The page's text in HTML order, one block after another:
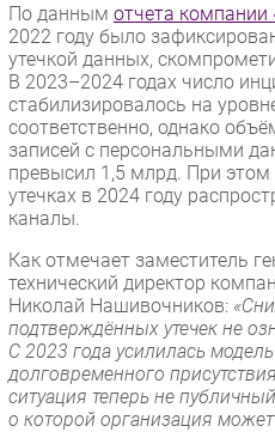
По данным отчета компании
2022 году было
утечкой данных,
В 2023–2024 годах число
стабилизировалось на
соответственно, однако
записей с персональными
превысил 1,5 млрд. При этом
утечках в 2024 году
каналы.
Как отмечает заместитель
технический директор
Николай Нашивочников:
подтверждённых утечек не
С 2023 года усилилась
долговременного
ситуация теперь не
о которой организация может